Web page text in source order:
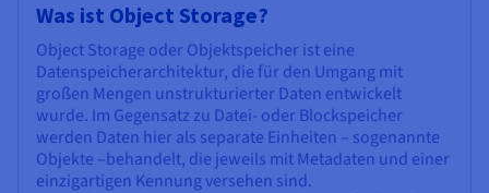
Was ist Object Storage?
Object Storage oder Objektspeicher ist eine
Datenspeicherarchitektur, die für den Umgang mit
großen Mengen unstrukturierter Daten entwickelt
wurde. Im Gegensatz zu Datei- oder Blockspeicher
werden Daten hier als separate Einheiten – sogenannte
Objekte –behandelt, die jeweils mit Metadaten und einer
einzigartigen Kennung versehen sind.